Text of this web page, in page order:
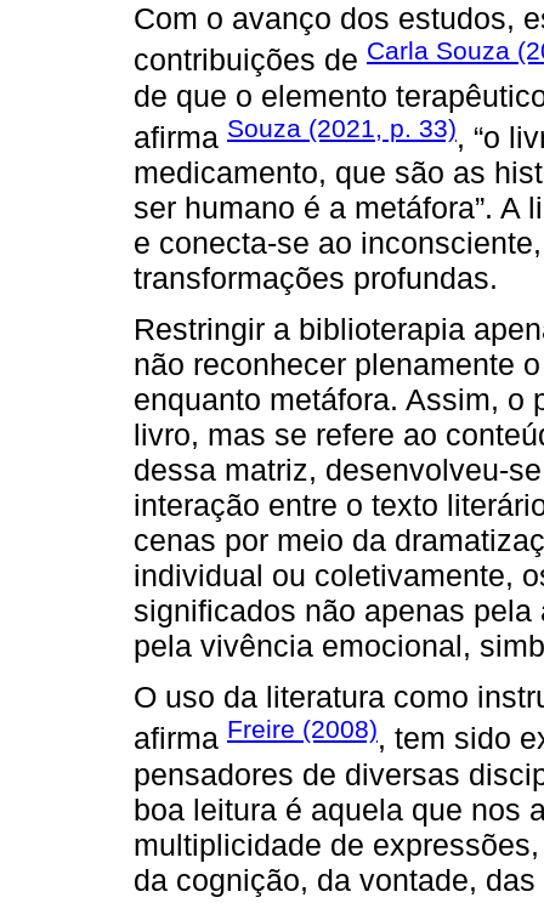
Com o avanço dos estudos,
contribuições de Carla Souza
de que o elemento
afirma Souza (2021, p. 33), “o
medicamento, que são as
ser humano é a metáfora”. A
e conecta-se ao
transformações profundas.
Restringir a biblioterapia
não reconhecer plenamente
enquanto metáfora. Assim, o
livro, mas se refere ao
dessa matriz, desenvolveu-
interação entre o texto
cenas por meio da
individual ou coletivamente,
significados não apenas
pela vivência emocional,
O uso da literatura como
afirma Freire (2008), tem sido
pensadores de diversas
boa leitura é aquela que nos
multiplicidade de
da cognição, da vontade,